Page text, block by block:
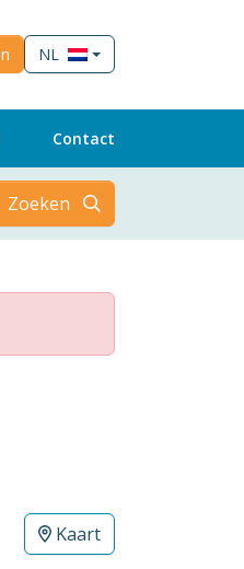
NL
Contact
Zoeken
Kaart